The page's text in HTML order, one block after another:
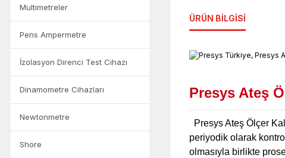
Multimetreler
Pens Ampermetre
İzolasyon Direnci Test Cihazı
Dinamometre Cihazları
Newtonmetre
Shore
ÜRÜN BILGISI
Presys Ateş
Presys Ateş Ölçer
periyodik olarak
olmasıyla birlikte